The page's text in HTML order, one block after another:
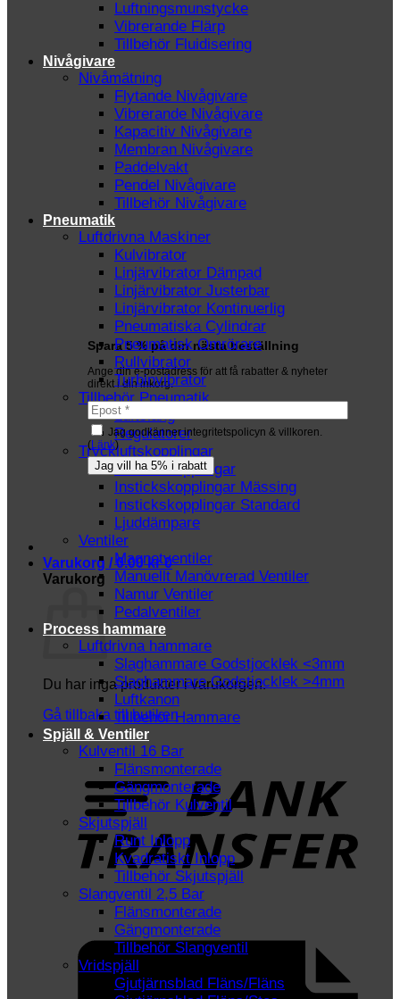
Spara 5 % på din nästa beställning
Ange din e-postadress för att få rabatter & nyheter
direkt i din inkorg.
Jag godkänner integritetspolicyn & villkoren.
(Länk)
Varukorg /0.00kr 0
Varukorg
Du har inga produkter i varukorgen.
Gå tillbaka till butiken
Luftningsmunstycke
Vibrerande Flärp
Tillbehör Fluidisering
Nivågivare
Nivåmätning
Flytande Nivågivare
Vibrerande Nivågivare
Kapacitiv Nivågivare
Membran Nivågivare
Paddelvakt
Pendel Nivågivare
Tillbehör Nivågivare
Pneumatik
Luftdrivna Maskiner
Kulvibrator
Linjärvibrator Dämpad
Linjärvibrator Justerbar
Linjärvibrator Kontinuerlig
Pneumatiska Cylindrar
Pneumatisk Omrörare
Rullvibrator
Turbinvibrator
Tillbehör Pneumatik
Luftslang
Regulatorer
Tryckluftskopplingar
Instickskopplingar
Instickskopplingar Mässing
Instickskopplingar Standard
Ljuddämpare
Ventiler
Magnetventiler
Manuellt Manövrerad Ventiler
Namur Ventiler
Pedalventiler
Process hammare
Luftdrivna hammare
Slaghammare Godstjocklek <3mm
Slaghammare Godstjocklek >4mm
Luftkanon
Tillbehör Hammare
Spjäll & Ventiler
Kulventil 16 Bar
Flänsmonterade
Gängmonterade
Tillbehör Kulventil
Skjutspjäll
Runt Inlopp
Kvadratiskt Inlopp
Tillbehör Skjutspjäll
Slangventil 2,5 Bar
Flänsmonterade
Gängmonterade
Tillbehör Slangventil
Vridspjäll
Gjutjärnsblad Fläns/Fläns